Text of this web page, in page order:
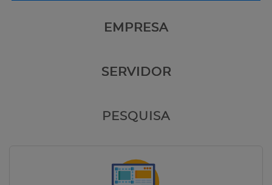
EMPRESA
SERVIDOR
PESQUISA